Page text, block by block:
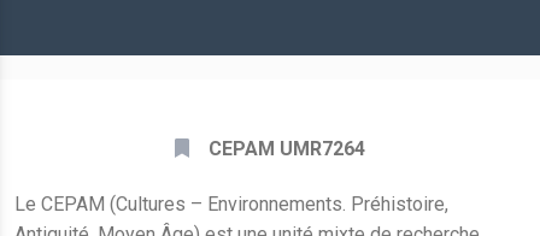
CEPAM UMR7264
Le CEPAM (Cultures – Environnements. Préhistoire,